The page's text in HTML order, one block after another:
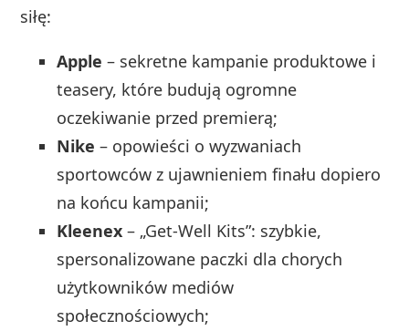
siłę:
Apple – sekretne kampanie produktowe i
teasery, które budują ogromne
oczekiwanie przed premierą;
Nike – opowieści o wyzwaniach
sportowców z ujawnieniem finału dopiero
na końcu kampanii;
Kleenex – „Get‑Well Kits”: szybkie,
spersonalizowane paczki dla chorych
użytkowników mediów
społecznościowych;